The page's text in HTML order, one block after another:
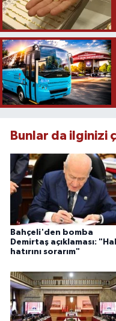
Bunlar da ilginizi
Bahçeli'den bomba
Demirtaş açıklaması:
hatırını sorarım"